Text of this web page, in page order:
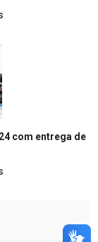
com entrega de